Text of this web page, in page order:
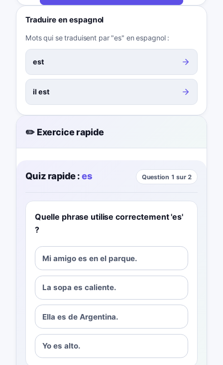
Traduire en espagnol
Mots qui se traduisent par "es" en espagnol :
est
il est
✏️ Exercice rapide
Quiz rapide : es Question 1 sur 2
Quelle phrase utilise correctement 'es'
?
Mi amigo es en el parque.
La sopa es caliente.
Ella es de Argentina.
Yo es alto.